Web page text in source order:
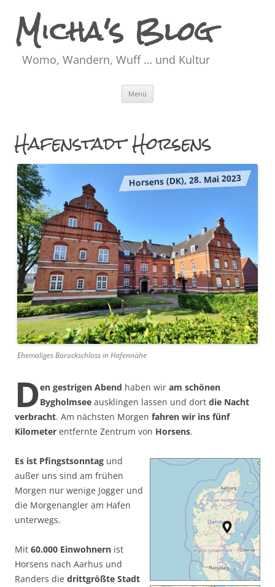
Micha's Blog
Womo, Wandern, Wuff … und Kultur
Menü
Hafenstadt Horsens
Horsens (DK), 28. Mai 2023
Ehemaliges Barockschloss in Hafennähe
Den gestrigen Abend haben wir am schönen
Bygholmsee ausklingen lassen und dort die Nacht
verbracht. Am nächsten Morgen fahren wir ins fünf
Kilometer entfernte Zentrum von Horsens.
Es ist Pfingstsonntag und
außer uns sind am frühen
Morgen nur wenige Jogger und
die Morgenangler am Hafen
unterwegs.
Mit 60.000 Einwohnern ist
Horsens nach Aarhus und
Randers die drittgrößte Stadt